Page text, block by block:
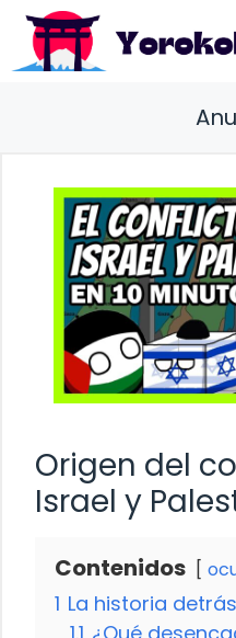
Saltar
contenido
Origen del
Israel y
Contenidos
1 La historia